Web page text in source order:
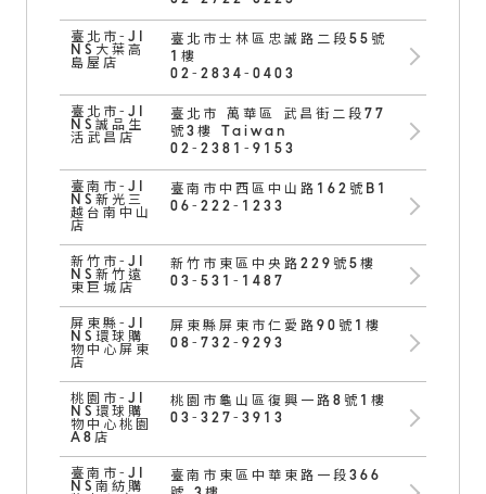
臺北市-JI
NS大葉高
島屋店
臺北市士林區忠誠路二段55號
1樓
02-2834-0403
臺北市-JI
NS誠品生
活武昌店
臺北市 萬華區 武昌街二段77
號3樓 Taiwan
02-2381-9153
臺南市-JI
NS新光三
越台南中山
店
臺南市中西區中山路162號B1
06-222-1233
新竹市-JI
NS新竹遠
東巨城店
新竹市東區中央路229號5樓
03-531-1487
屏東縣-JI
NS環球購
物中心屏東
店
屏東縣屏東市仁愛路90號1樓
08-732-9293
桃園市-JI
NS環球購
物中心桃園
A8店
桃園市龜山區復興一路8號1樓
03-327-3913
臺南市-JI
NS南紡購
臺南市東區中華東路一段366